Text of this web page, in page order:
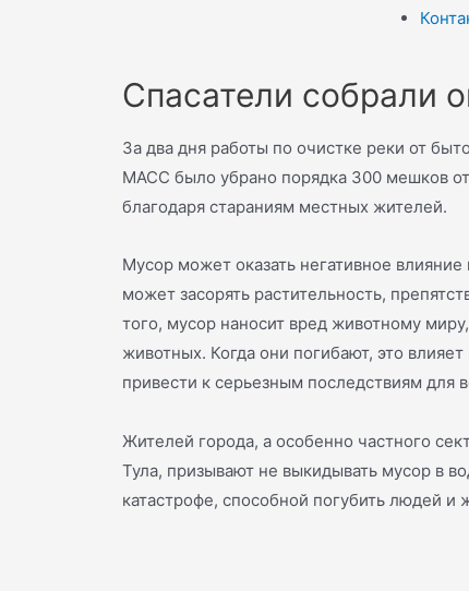
Спасатели собрали
За два дня работы по очистке реки от
МАСС было убрано порядка 300 мешков
благодаря стараниям местных жителей.
Мусор может оказать негативное
может засорять растительность,
того, мусор наносит вред животному
животных. Когда они погибают, это
привести к серьезным последствиям для
Жителей города, а особенно частного
Тула, призывают не выкидывать мусор в
катастрофе, способной погубить людей и